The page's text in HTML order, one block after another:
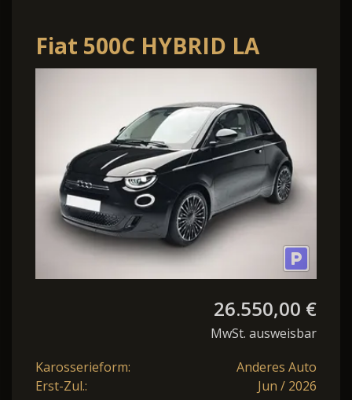
Fiat 500C HYBRID LA
PRIMA MJ26
26.550,00 €
MwSt. ausweisbar
Karosserieform:
Anderes Auto
Erst-Zul.:
Jun / 2026